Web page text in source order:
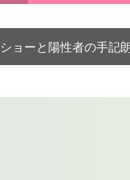
ショーと陽性者の手記